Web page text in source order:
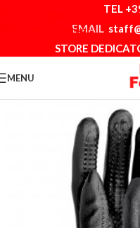
Skip to main content
TEL
EMAIL
STORE
MENU